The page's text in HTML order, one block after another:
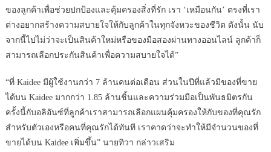
ของลูกค้าเพื่อช่วยปกป้องและคุ้มครองสิ่งที่รัก เรา ‘เหมือนกัน’ ตรงที่เรา
ต่างอยากสร้างความสบายใจให้กับลูกค้าในทุกจังหวะของชีวิต ดังนั้น นับ
จากนี้ไปไม่ว่าจะเป็นสินค้าใหม่หรือของมือสองผ่านทางออนไลน์ ลูกค้าก็
สามารถเลือกประกันสินค้าเพื่อความสบายใจได้”
“ที่ Kaidee มีผู้ใช้งานกว่า 7 ล้านคนต่อเดือน ส่วนในปีที่แล้วมีของที่ขาย
ได้บน Kaidee มากกว่า 1.85 ล้านชิ้นและความร่วมมือเป็นพันธมิตรกัน
ครั้งนี้กับอลิอันซ์ที่ลูกค้าเราสามารถเลือกแผนคุ้มครองให้กับของที่คุณรัก
สำหรับตัวเองหรือคนที่คุณรักได้ทันที เราคาดว่าจะทำให้มีจำนวนของที่
ขายได้บน Kaidee เพิ่มขึ้น” นายทิวา กล่าวเสริม